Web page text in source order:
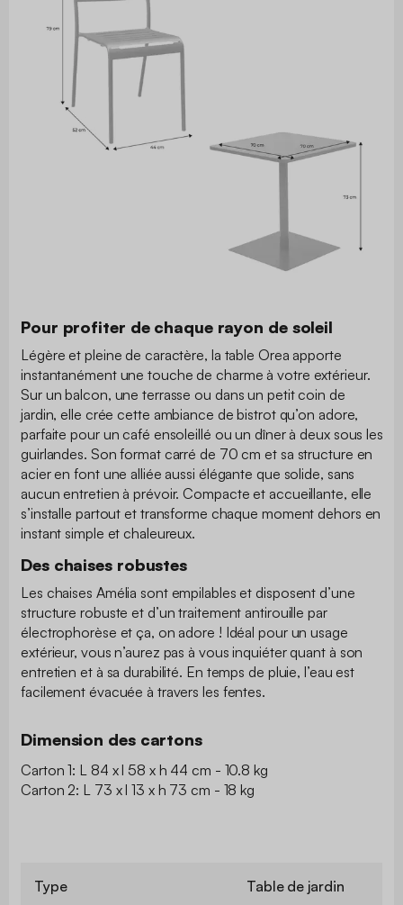
Pour profiter de chaque rayon de soleil
Légère et pleine de caractère, la table Orea apporte
instantanément une touche de charme à votre extérieur.
Sur un balcon, une terrasse ou dans un petit coin de
jardin, elle crée cette ambiance de bistrot qu’on adore,
parfaite pour un café ensoleillé ou un dîner à deux sous les
guirlandes. Son format carré de 70 cm et sa structure en
acier en font une alliée aussi élégante que solide, sans
aucun entretien à prévoir. Compacte et accueillante, elle
s’installe partout et transforme chaque moment dehors en
instant simple et chaleureux.
Des chaises robustes
Les chaises Amélia sont empilables et disposent d’une
structure robuste et d’un traitement antirouille par
électrophorèse et ça, on adore ! Idéal pour un usage
extérieur, vous n’aurez pas à vous inquiéter quant à son
entretien et à sa durabilité. En temps de pluie, l’eau est
facilement évacuée à travers les fentes.
Dimension des cartons
Carton 1: L 84 x l 58 x h 44 cm - 10.8 kg
Carton 2: L 73 x l 13 x h 73 cm - 18 kg
Type Table de jardin